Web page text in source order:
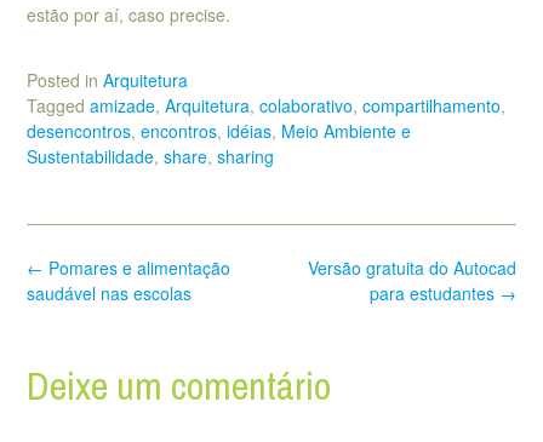
estão por aí, caso precise.
Posted in Arquitetura
Tagged amizade, Arquitetura, colaborativo, compartilhamento,
desencontros, encontros, idéias, Meio Ambiente e
Sustentabilidade, share, sharing
Post
navigation
Versão gratuita do Autocad
para estudantes →
← Pomares e alimentação
saudável nas escolas
Deixe um comentário